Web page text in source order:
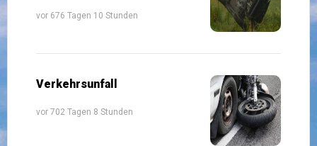
vor 676 Tagen 10 Stunden
Verkehrsunfall
vor 702 Tagen 8 Stunden